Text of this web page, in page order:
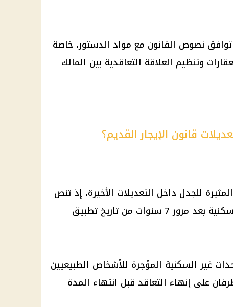
نصوص القانون مع مواد الدستور، خاصة
وتنظيم العلاقة التعاقدية بين المالك
قانون الإيجار القديم؟
للجدل داخل التعديلات الأخيرة، إذ تنص
على انتهاء عقود إيجار الوحدات السكنية بعد مرور 7 سنوات من تاريخ تطبيق
غير السكنية المؤجرة للأشخاص الطبيعيين
الطرفان على إنهاء التعاقد قبل انتهاء المدة